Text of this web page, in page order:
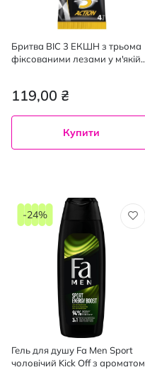
Бритва BIC 3 ЕКШН з трьома
фіксованими лезами у м'якій
119,00 ₴
Купити
Гель для душу Fa Men Sport
чоловічий Kick Off з ароматом
-24%